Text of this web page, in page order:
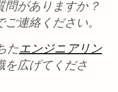
問がありますか？
いタブで開く
ご連絡ください。
たエンジニアリン
を広げてくださ